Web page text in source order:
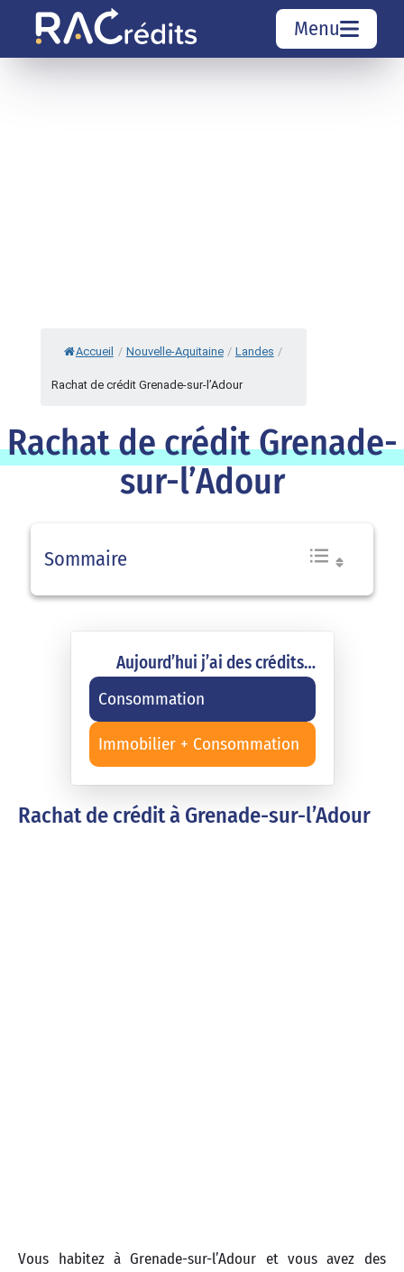
Menu
Accueil / Nouvelle-Aquitaine / Landes /
Rachat de crédit Grenade-sur-l’Adour
Rachat de crédit Grenade-
sur-l’Adour
Sommaire
Aujourd’hui j’ai des crédits…
Consommation
Immobilier + Consommation
Rachat de crédit à Grenade-sur-l’Adour
Vous habitez à Grenade-sur-l’Adour et vous avez des